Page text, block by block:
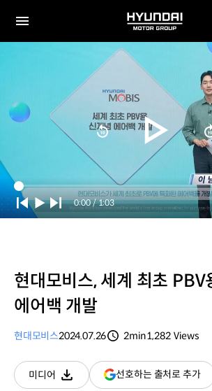
전체
HYUNDAI
MOTOR
GROUP
Current
Time
0:00 / Duration
1:03
현대모비스, 세계 최초 PBV
에어백 개발
현대모비스2024.07.26
2min1,282 Views
미디어
다운로드
선호하는 출처로 추가(새
창